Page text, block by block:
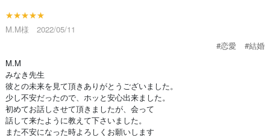
★★★★★
M.M様 2022/05/11
#恋愛
#結婚
M.M
みなき先生
彼との未来を見て頂きありがとうございました。
少し不安だったので、ホッと安心出来ました。
初めてお話しさせて頂きましたが、会って
話して来たように教えて下さいました。
また不安になった時よろしくお願いします